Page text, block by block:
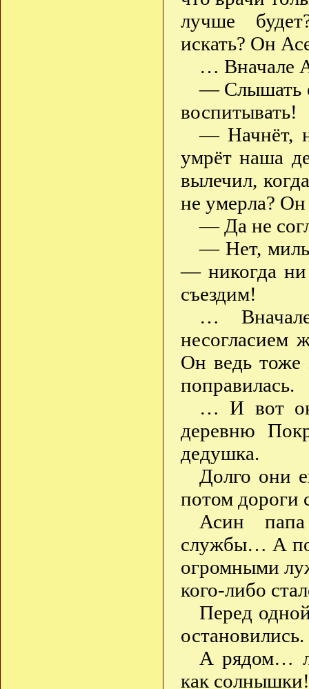
лучше
искать? Он
… Вначале
— Слышать
воспитывать!
— Начнёт,
умрёт наша
вылечил,
не умерла?
— Да не
— Нет,
— никогда ни
съездим!
…
несогласием
Он ведь тоже
поправилась.
… И вот
деревню
дедушка.
Долго они
потом дороги
Асин папа
службы… А
огромными
кого-либо
Перед
остановились.
А рядом…
как солнышки!